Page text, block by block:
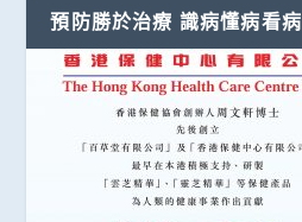
預防勝於治療 識病懂病看病